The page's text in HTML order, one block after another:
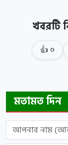
খবরটি
👍০
মতামত দিন